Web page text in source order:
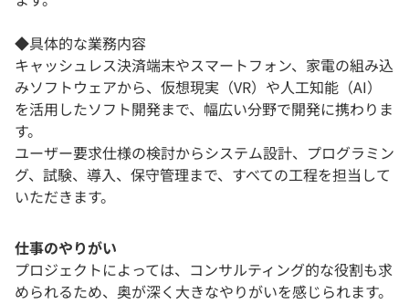
◆具体的な業務内容
キャッシュレス決済端末やスマートフォン、家電の組み込
みソフトウェアから、仮想現実（VR）や人工知能（AI）
を活用したソフト開発まで、幅広い分野で開発に携わりま
す。
ユーザー要求仕様の検討からシステム設計、プログラミン
グ、試験、導入、保守管理まで、すべての工程を担当して
いただきます。
仕事のやりがい
プロジェクトによっては、コンサルティング的な役割も求
められるため、奥が深く大きなやりがいを感じられます。